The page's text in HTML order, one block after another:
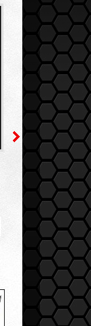
Втулки
бронзовые для
LADA 4x4, Niva
NIVA, Niva Travel